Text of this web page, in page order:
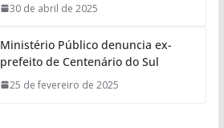
30 de abril de 2025
Ministério Público denuncia ex-
prefeito de Centenário do Sul
25 de fevereiro de 2025